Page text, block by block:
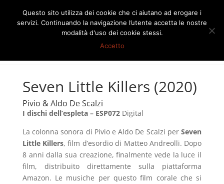
Seven Little Killers (2020)
Pivio & Aldo De Scalzi
I dischi dell’espleta – ESP072Digital
La colonna sonora di Pivio e Aldo De Scalzi perSeven
Little Killers, film d’esordio di Matteo Andreolli. Dopo
8 anni dalla sua creazione, finalmente vede la luce il
film, distribuito direttamente sulla piattaforma
Amazon. Le musiche per questo film corale che si
Questo sito utilizza dei cookie che ci aiutano ad erogare i
servizi. Continuando la navigazione l’utente accetta le nostre
modalità d'uso dei cookie stessi.
Accetto